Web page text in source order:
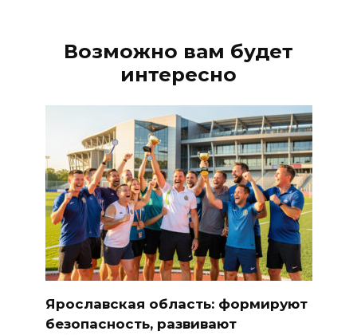
Возможно вам будет
интересно
Ярославская область: формируют
безопасность, развивают